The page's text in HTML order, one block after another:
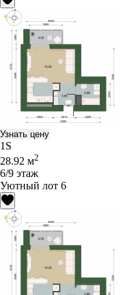
Узнать цену
1S
28.92 м2
6/9 этаж
Уютный лот 6